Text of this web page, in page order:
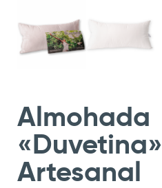
Almohada
«Duvetina»
Artesanal